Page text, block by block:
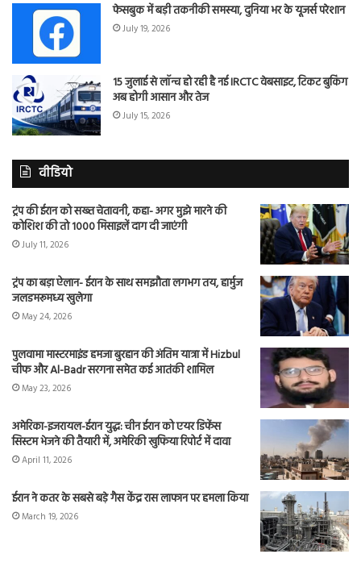
फेसबुक में बड़ी तकनीकी समस्या, दुनिया भर के यूजर्स परेशान
July 19, 2026
15 जुलाई से लॉन्च हो रही है नई IRCTC वेबसाइट, टिकट बुकिंग
अब होगी आसान और तेज
July 15, 2026
वीडियो
ट्रंप की ईरान को सख्त चेतावनी, कहा- अगर मुझे मारने की
कोशिश की तो 1000 मिसाइलें दाग दी जाएंगी
July 11, 2026
ट्रंप का बड़ा ऐलान- ईरान के साथ समझौता लगभग तय, हार्मुज
जलडमरूमध्य खुलेगा
May 24, 2026
पुलवामा मास्टरमाइंड हमजा बुरहान की अंतिम यात्रा में Hizbul
चीफ और Al-Badr सरगना समेत कई आतंकी शामिल
May 23, 2026
अमेरिका-इजरायल-ईरान युद्ध: चीन ईरान को एयर डिफेंस
सिस्टम भेजने की तैयारी में, अमेरिकी खुफिया रिपोर्ट में दावा
April 11, 2026
ईरान ने कतर के सबसे बड़े गैस केंद्र रास लाफान पर हमला किया
March 19, 2026